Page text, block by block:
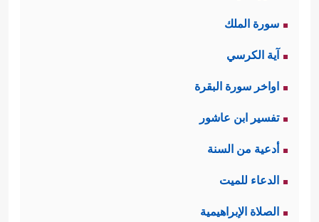
سورة الملك
آية الكرسي
اواخر سورة البقرة
تفسير ابن عاشور
أدعية من السنة
الدعاء للميت
الصلاة الإبراهيمية